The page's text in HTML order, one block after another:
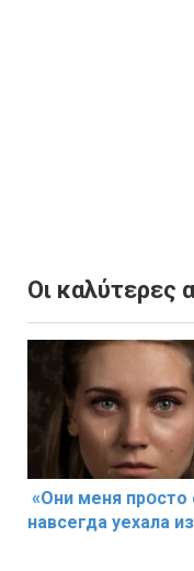
Οι καλύτερες
«Они меня прօсто
навсегда уехала